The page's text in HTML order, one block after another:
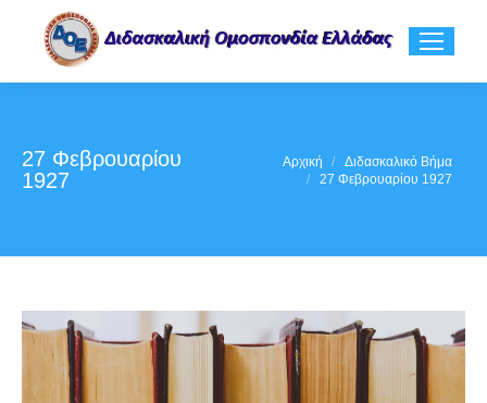
27 Φεβρουαρίου
1927
You are here:Αρχική
Διδασκαλικό Βήμα
27 Φεβρουαρίου 1927